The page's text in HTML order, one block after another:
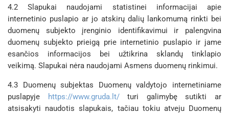
4.2 Slapukai naudojami statistinei informacijai apie
internetinio puslapio ar jo atskirų dalių lankomumą rinkti bei
duomenų subjekto įrenginio identifikavimui ir palengvina
duomenų subjekto prieigą prie internetinio puslapio ir jame
esančios informacijos bei užtikrina sklandų tinklapio
veikimą. Slapukai nėra naudojami Asmens duomenų rinkimui.
4.3 Duomenų subjektas Duomenų valdytojo internetiniame
puslapyje
https://www.gruda.lt/turi galimybę sutikti ar
atsisakyti naudotis slapukais, tačiau tokiu atveju Duomenų